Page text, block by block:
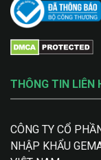
THÔNG TIN LIÊN
CÔNG TY CỔ
NHẬP KHẨU